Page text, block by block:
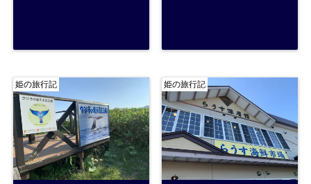
姫の旅行記 姫の旅行記